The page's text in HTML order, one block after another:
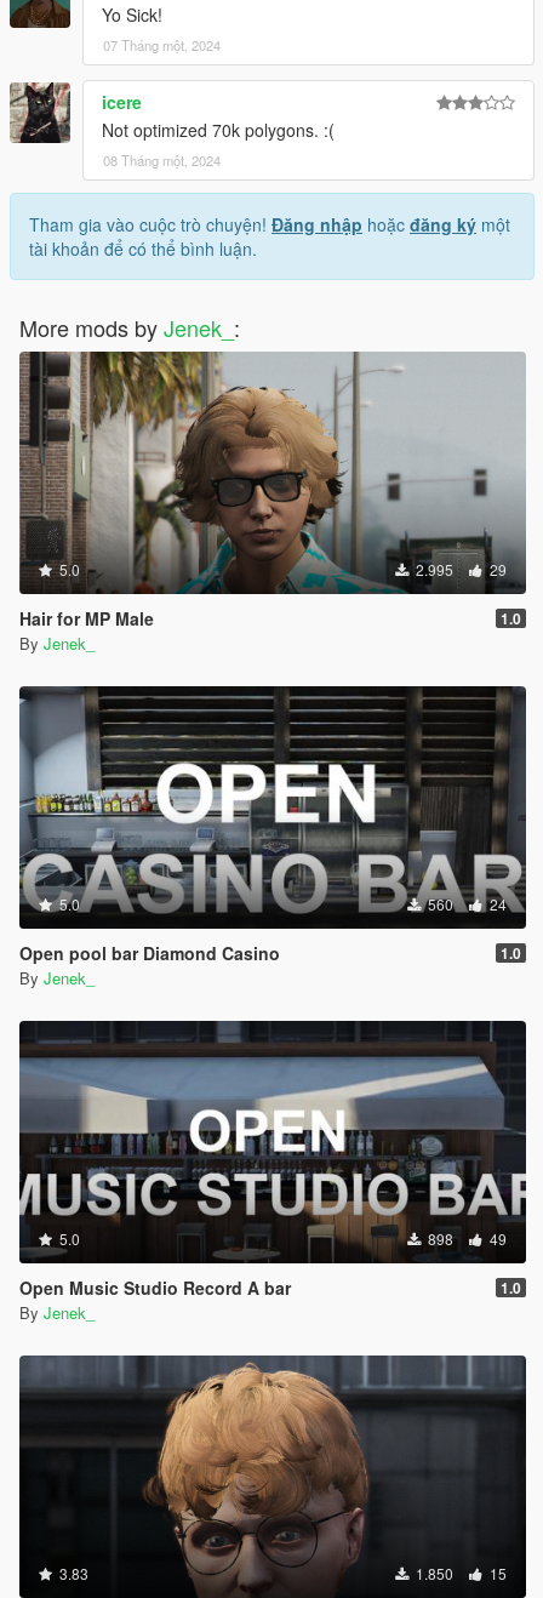
Yo Sick!
07 Tháng một, 2024
icere
Not optimized 70k polygons. :(
08 Tháng một, 2024
Tham gia vào cuộc trò chuyện! Đăng nhập hoặc đăng ký một
tài khoản để có thể bình luận.
More mods byJenek_ :
5.0 2.995 29
Hair for MP Male 1.0
By Jenek_
5.0 560 24
Open pool bar Diamond Casino 1.0
By Jenek_
5.0 898 49
Open Music Studio Record A bar 1.0
By Jenek_
3.83 1.850 15